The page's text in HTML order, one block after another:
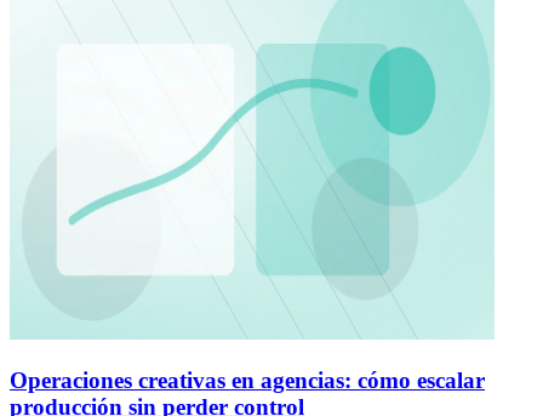
Operaciones creativas en agencias: cómo escalar
producción sin perder control